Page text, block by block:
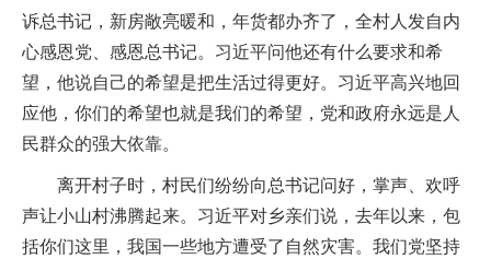
诉总书记，新房敞亮暖和，年货都办齐了，全村人发自内
心感恩党、感恩总书记。习近平问他还有什么要求和希
望，他说自己的希望是把生活过得更好。习近平高兴地回
应他，你们的希望也就是我们的希望，党和政府永远是人
民群众的强大依靠。
离开村子时，村民们纷纷向总书记问好，掌声、欢呼
声让小山村沸腾起来。习近平对乡亲们说，去年以来，包
括你们这里，我国一些地方遭受了自然灾害。我们党坚持